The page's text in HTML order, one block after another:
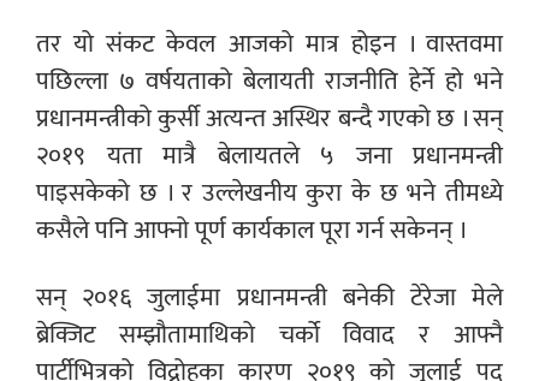
तर यो संकट केवल आजको मात्र होइन । वास्तवमा
पछिल्ला ७ वर्षयताको बेलायती राजनीति हेर्ने हो भने
प्रधानमन्त्रीको कुर्सी अत्यन्त अस्थिर बन्दै गएको छ । सन्
२०१९ यता मात्रै बेलायतले ५ जना प्रधानमन्त्री
पाइसकेको छ । र उल्लेखनीय कुरा के छ भने तीमध्ये
कसैले पनि आफ्नो पूर्ण कार्यकाल पूरा गर्न सकेनन् ।
सन् २०१६ जुलाईमा प्रधानमन्त्री बनेकी टेरेजा मेले
ब्रेक्जिट सम्झौतामाथिको चर्को विवाद र आफ्नै
पार्टीभित्रको विद्रोहका कारण २०१९ को जुलाई पद